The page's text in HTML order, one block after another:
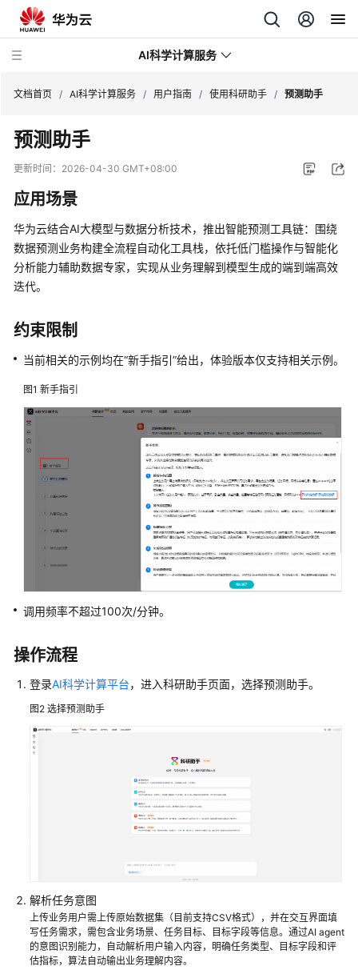
AI科学计算服务
最
新
态
产
品
介
绍
计
费
说
快
速
入
欢
迎
用
AI
科
计
算
空
间
管
理
文档首页 / AI科学计算服务 / 用户指南 / 使用科研助手 / 预测助手
预测助手
更新时间： 2026-04-30 GMT+08:00
应用场景
华为云结合AI大模型与数据分析技术，推出智能预测工具链：围绕
数据预测业务构建全流程自动化工具栈，依托低门槛操作与智能化
分析能力辅助数据专家，实现从业务理解到模型生成的端到端高效
迭代。
约束限制
当前相关的示例均在“新手指引”给出，体验版本仅支持相关示例。
图1 新手指引
调用频率不超过100次/分钟。
操作流程
登录AI科学计算平台，进入科研助手页面，选择预测助手。
图2 选择预测助手
解析任务意图
上传业务用户需上传原始数据集（目前支持CSV格式），并在交互界面填
写任务需求，需包含业务场景、任务目标、目标字段等信息。通过AI agent
的意图识别能力，自动解析用户输入内容，明确任务类型、目标字段和评
估指标，算法自动输出业务理解内容。